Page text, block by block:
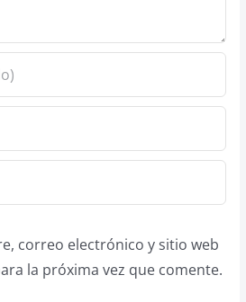
correo electrónico y sitio web
la próxima vez que comente.